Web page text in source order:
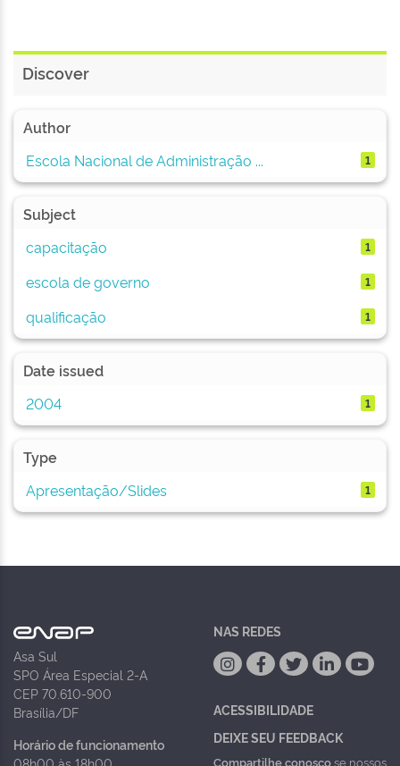
Discover
Author
Escola Nacional de Administração ...
1
Subject
capacitação
1
escola de governo 1
qualificação 1
Date issued
2004
1
Type
Apresentação/Slides
1
Asa Sul
SPO Área Especial 2-A
CEP 70.610-900
Brasília/DF
Horário de funcionamento
NAS REDES
ACESSIBILIDADE
DEIXE SEU FEEDBACK
Compartilhe conoscose nossos